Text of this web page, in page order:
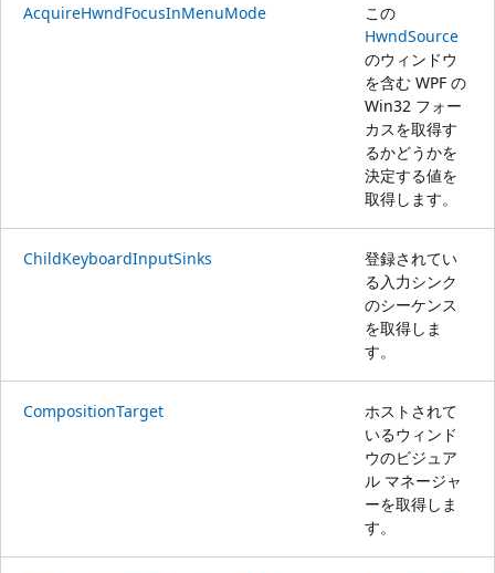
AcquireHwndFocusInMenuMode
この
HwndSource
のウィンドウ
を含む WPF の
Win32 フォー
カスを取得す
るかどうかを
決定する値を
取得します。
ChildKeyboardInputSinks
登録されてい
る入力シンク
のシーケンス
を取得しま
す。
CompositionTarget
ホストされて
いるウィンド
ウのビジュア
ル マネージャ
ーを取得しま
す。